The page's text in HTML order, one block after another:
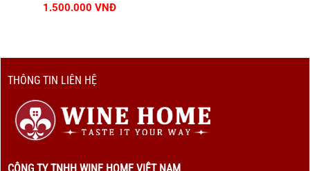
đánh giá
1.500.000 VNĐ
THÔNG TIN LIÊN HỆ